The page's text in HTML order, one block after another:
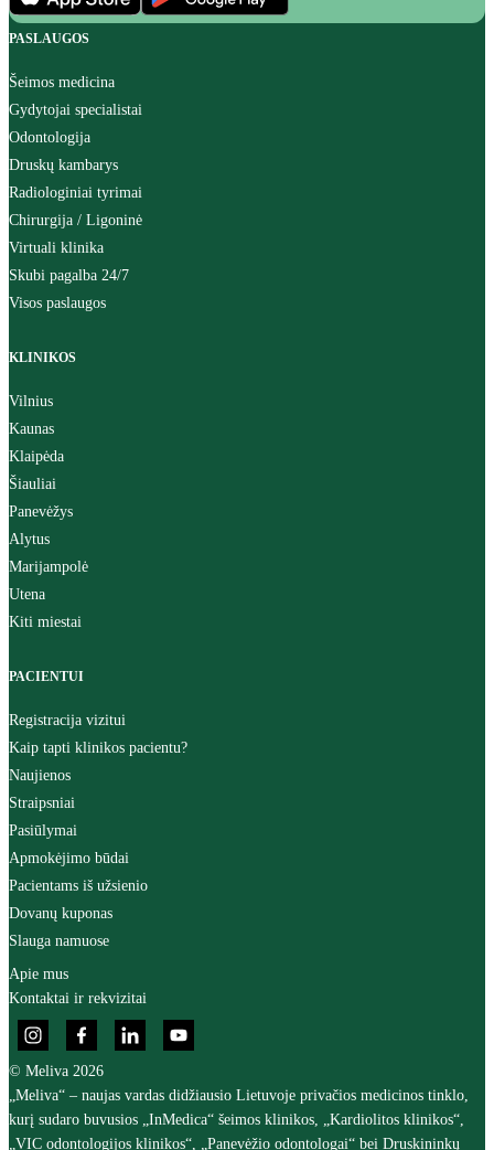
PASLAUGOS
Šeimos medicina
Gydytojai specialistai
Odontologija
Druskų kambarys
Radiologiniai tyrimai
Chirurgija / Ligoninė
Virtuali klinika
Skubi pagalba 24/7
Visos paslaugos
KLINIKOS
Vilnius
Kaunas
Klaipėda
Šiauliai
Panevėžys
Alytus
Marijampolė
Utena
Kiti miestai
PACIENTUI
Registracija vizitui
Kaip tapti klinikos pacientu?
Naujienos
Straipsniai
Pasiūlymai
Apmokėjimo būdai
Pacientams iš užsienio
Dovanų kuponas
Slauga namuose
Apie mus
Kontaktai ir rekvizitai
© Meliva 2026
„Meliva“ – naujas vardas didžiausio Lietuvoje privačios medicinos tinklo,
kurį sudaro buvusios „InMedica“ šeimos klinikos, „Kardiolitos klinikos“,
„VIC odontologijos klinikos“, „Panevėžio odontologai“ bei Druskininkų